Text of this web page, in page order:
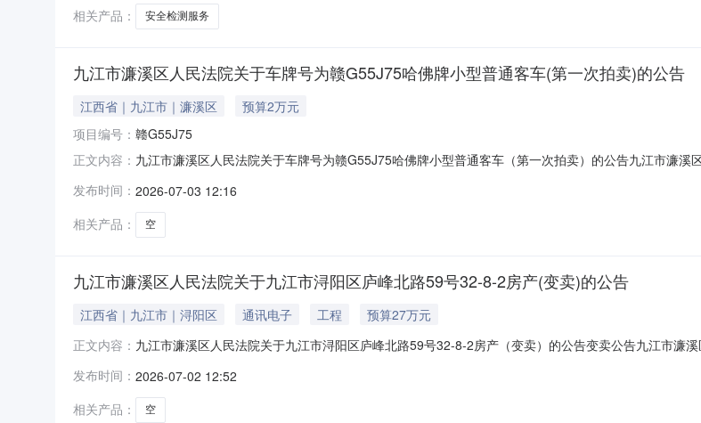
相关产品：
安全检测服务
九江市濂溪区人民法院关于车牌号为赣G55J75哈佛牌小型普通客车(第一次拍卖)的公告
江西省｜九江市｜濂溪区
预算2万元
项目编号： 赣G55J75
正文内容： 九江市濂溪区人民法院关于车牌号为赣G55J75哈佛牌小型普通客车（第一次拍卖）的公告九江市濂
卖网络平台上（网址https://sf.taobao.com/0792/10）,九江市濂溪区人民法院进行公开拍卖活动，现公
发布时间： 2026-07-03 12:16
相关产品：
空
九江市濂溪区人民法院关于九江市浔阳区庐峰北路59号32-8-2房产(变卖)的公告
江西省｜九江市｜浔阳区 通讯电子 工程
预算27万元
正文内容： 九江市濂溪区人民法院关于九江市浔阳区庐峰北路59号32-8-2房产（变卖）的公告变卖公告九江市濂
院），现公告如下：一、变卖标的：九江市浔阳区庐峰北路59号32-8-2房产。所有权人：张先发。不
发布时间： 2026-07-02 12:52
相关产品：
空